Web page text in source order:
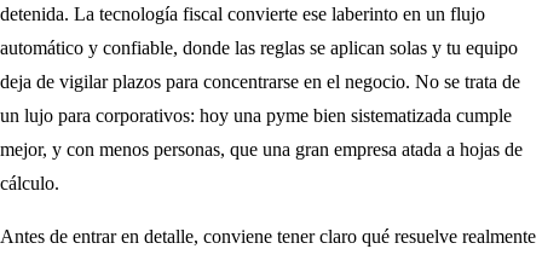
detenida. La tecnología fiscal convierte ese laberinto en un flujo
automático y confiable, donde las reglas se aplican solas y tu equipo
deja de vigilar plazos para concentrarse en el negocio. No se trata de
un lujo para corporativos: hoy una pyme bien sistematizada cumple
mejor, y con menos personas, que una gran empresa atada a hojas de
cálculo.
Antes de entrar en detalle, conviene tener claro qué resuelve realmente